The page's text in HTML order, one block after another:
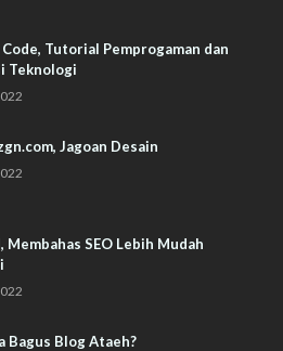
Code, Tutorial Pemprogaman dan
Teknologi
Jagoan Desain
Membahas SEO Lebih Mudah
Bagus Blog Ataeh?